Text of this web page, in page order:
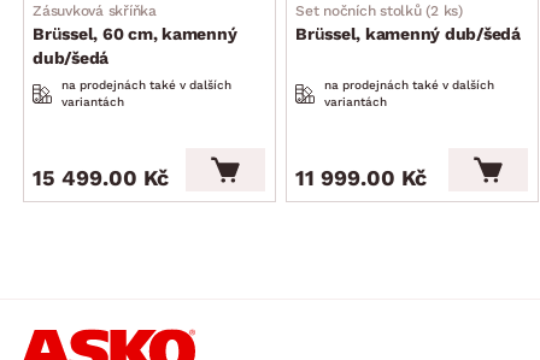
Zásuvková skříňka
Brüssel, 60 cm, kamenný
dub/šedá
na prodejnách také v dalších
variantách
15 499.00 Kč
Set nočních stolků (2 ks)
Brüssel, kamenný dub/šedá
na prodejnách také v dalších
variantách
11 999.00 Kč